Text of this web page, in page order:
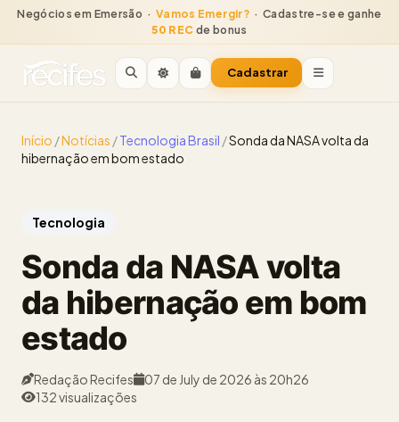
Negócios em Emersão · Vamos Emergir? · Cadastre-se e ganhe
50 RECde bonus
Cadastrar
Início /Notícias /Tecnologia Brasil /Sonda da NASA volta da
hibernação em bom estado
Tecnologia
Sonda da NASA volta
da hibernação em bom
estado
Redação Recifes
07 de July de 2026 às 20h26
132 visualizações